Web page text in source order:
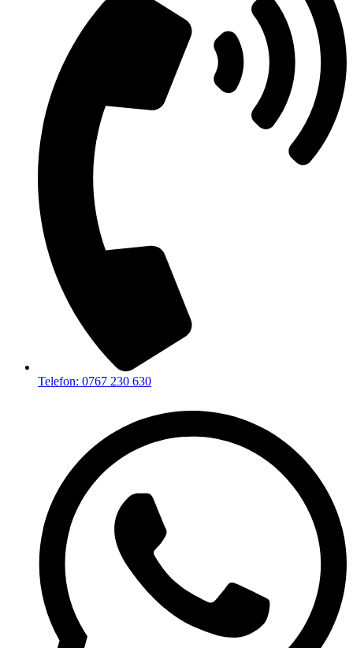
Telefon: 0767 230 630